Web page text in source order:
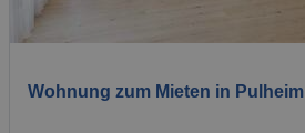
Wohnung zum Mieten in Pulheim